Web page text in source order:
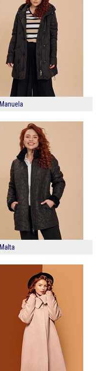
Manuela
Malta